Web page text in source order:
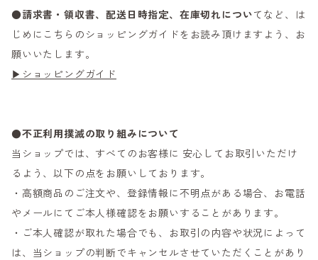
●請求書・領収書、配送日時指定、在庫切れについてなど、は
じめにこちらのショッピングガイドをお読み頂けますよう、お
願いいたします。
▶ショッピングガイド
●不正利用撲滅の取り組みについて
当ショップでは、すべてのお客様に 安心してお取引いただけ
るよう、以下の点をお願いしております。
・高額商品のご注文や、登録情報に不明点がある場合、お電話
やメールにてご本人様確認をお願いすることがあります。
・ご本人確認が取れた場合でも、お取引の内容や状況によって
は、当ショップの判断でキャンセルさせていただくことがあり